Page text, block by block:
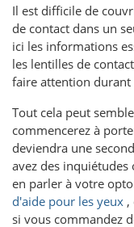
Il est difficile de
de contact dans un
ici les informations
les lentilles de
faire attention durant
Tout cela peut
commencerez à
deviendra une
avez des
en parler à votre
d'aide pour les yeux ,
si vous commandez